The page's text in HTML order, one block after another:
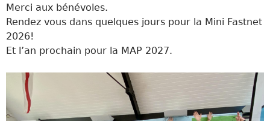
Merci aux bénévoles.
Rendez vous dans quelques jours pour la Mini Fastnet
2026!
Et l’an prochain pour la MAP 2027.